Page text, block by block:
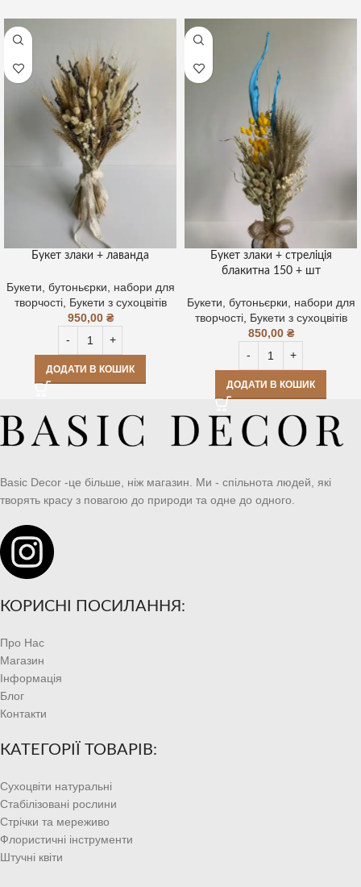
Букет злаки + лаванда
Букети, бутоньєрки, набори для
творчості, Букети з сухоцвітів
950,00 ₴
ДОДАТИ В КОШИК
Букет злаки + стреліція
блакитна 150 + шт
Букети, бутоньєрки, набори для
творчості, Букети з сухоцвітів
850,00 ₴
ДОДАТИ В КОШИК
Basic Decor -це більше, ніж магазин. Ми - спільнота людей, які
творять красу з повагою до природи та одне до одного.
КОРИСНІ ПОСИЛАННЯ:
Про Нас
Магазин
Інформація
Блог
Контакти
КАТЕГОРІЇ ТОВАРІВ:
Сухоцвіти натуральні
Стабілізовані рослини
Стрічки та мереживо
Флористичні інструменти
Штучні квіти